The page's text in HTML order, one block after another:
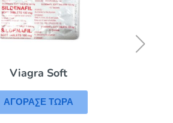
Viagra Soft
ΑΓΟΡΑΣΕ ΤΩΡΑ